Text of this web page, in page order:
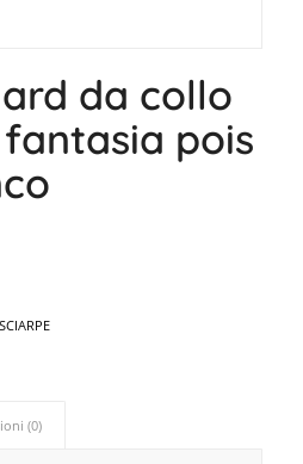
da collo
pois
SCIARPE
(0)